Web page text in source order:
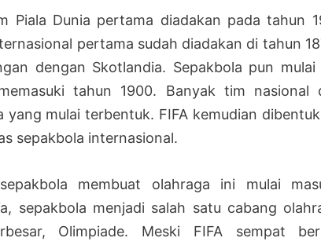
Piala Dunia pertama diadakan pada tahun
pertama sudah diadakan di tahun
dengan Skotlandia. Sepakbola pun
tahun 1900. Banyak tim nasional
yang mulai terbentuk. FIFA kemudian
sepakbola internasional.
membuat olahraga ini mulai
sepakbola menjadi salah satu cabang
Olimpiade. Meski FIFA sempat